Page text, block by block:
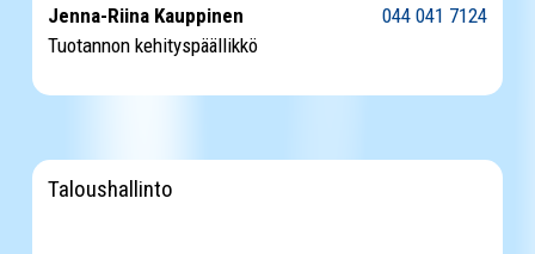
Jenna-Riina Kauppinen
Tuotannon kehityspäällikkö
044 041 7124
Taloushallinto